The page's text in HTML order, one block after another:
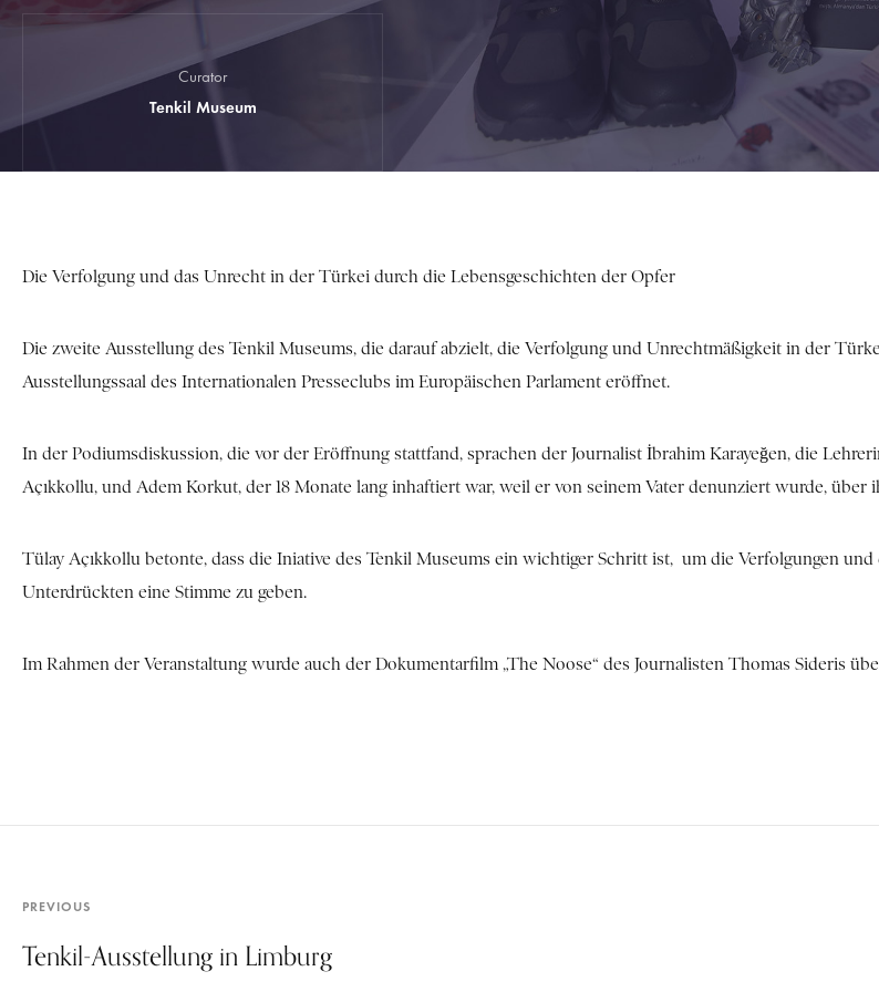
Curator
Tenkil Museum
Die Verfolgung und das Unrecht in der Türkei durch die Lebensgeschichten der Opfer
Die zweite Ausstellung des Tenkil Museums, die darauf abzielt, die Verfolgung und Unrechtmäßigkeit in der
Ausstellungssaal des Internationalen Presseclubs im Europäischen Parlament eröffnet.
In der Podiumsdiskussion, die vor der Eröffnung stattfand, sprachen der Journalist İbrahim Karayeğen, die
Açıkkollu, und Adem Korkut, der 18 Monate lang inhaftiert war, weil er von seinem Vater denunziert wurde, über
Tülay Açıkkollu betonte, dass die Iniative des Tenkil Museums ein wichtiger Schritt ist, um die Verfolgungen
Unterdrückten eine Stimme zu geben.
Im Rahmen der Veranstaltung wurde auch der Dokumentarfilm „The Noose“ des Journalisten Thomas Sideris
PREVIOUS
Tenkil-Ausstellung in Limburg